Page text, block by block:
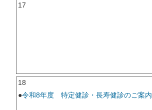
17
18
●令和8年度 特定健診・長寿健診のご案内